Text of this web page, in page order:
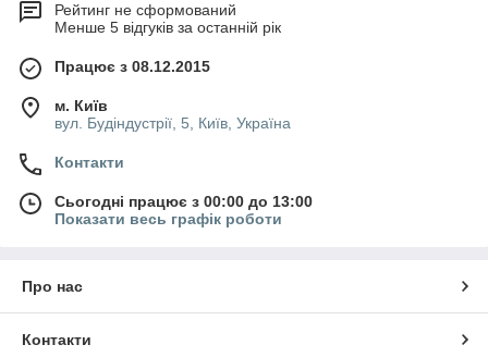
Рейтинг не сформований
Менше 5 відгуків за останній рік
Працює з 08.12.2015
м. Київ
вул. Будіндустрії, 5, Київ, Україна
Контакти
Сьогодні працює з 00:00 до 13:00
Показати весь графік роботи
Про нас
Контакти